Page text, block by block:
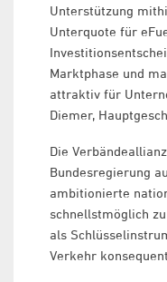
Unterstützung
Unterquote für
Marktphase und
attraktiv für
Diemer,
Die
Bundesregierung
ambitionierte
schnellstmöglich
als
Verkehr